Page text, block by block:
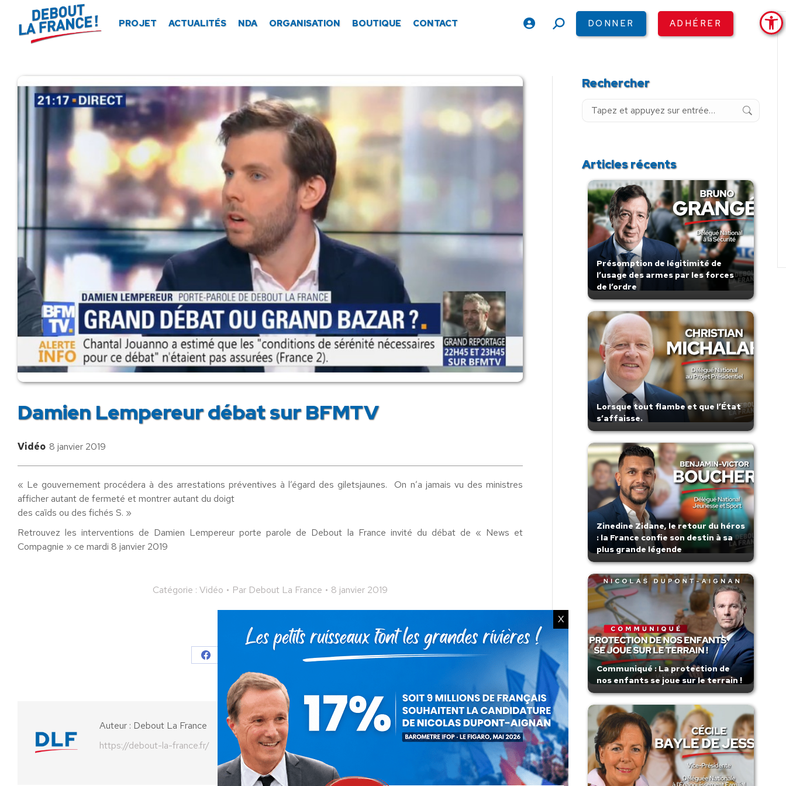
PROJET ACTUALITÉS NDA ORGANISATION BOUTIQUE CONTACT
RechercheDONNER ADHÉRER
Damien Lempereur débat sur BFMTV
Vidéo 8 janvier 2019
« Le gouvernement procédera à des arrestations préventives à l’égard des giletsjaunes. On n’a jamais vu des ministres
afficher autant de fermeté et montrer autant du doigt
des caïds ou des fichés S. »
Retrouvez les interventions de Damien Lempereur porte parole de Debout la France invité du débat de « News et
Compagnie » ce mardi 8 janvier 2019
Catégorie : Vidéo Par Debout La France 8 janvier 2019
Partager cet article
Partager
Facebook
sur
X
Partager
sur
Pinterest
Partager
LinkedIn
Partager
WhatsApp
Auteur : Debout La France
https://debout-la-france.fr/
Rechercher
Recherche
Articles récents
Présomption de légitimité de
l’usage des armes par les forces
de l’ordre
Lorsque tout flambe et que l’État
s’affaisse.
Zinedine Zidane, le retour du héros
: la France confie son destin à sa
plus grande légende
Communiqué : La protection de
nos enfants se joue sur le terrain !
X
Panneau de gestion des cookies